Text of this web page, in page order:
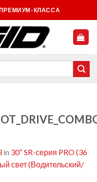
КЛАССА
in 30″ SR-серия PRO (36
свет (Водительский/